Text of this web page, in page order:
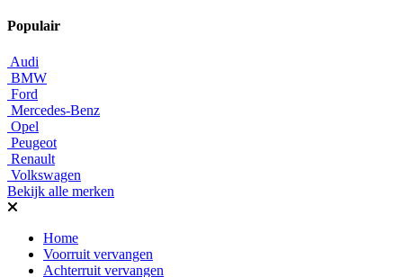
Populair
Audi
BMW
Ford
Mercedes-Benz
Opel
Peugeot
Renault
Volkswagen
Bekijk alle merken
Home
Voorruit vervangen
Achterruit vervangen